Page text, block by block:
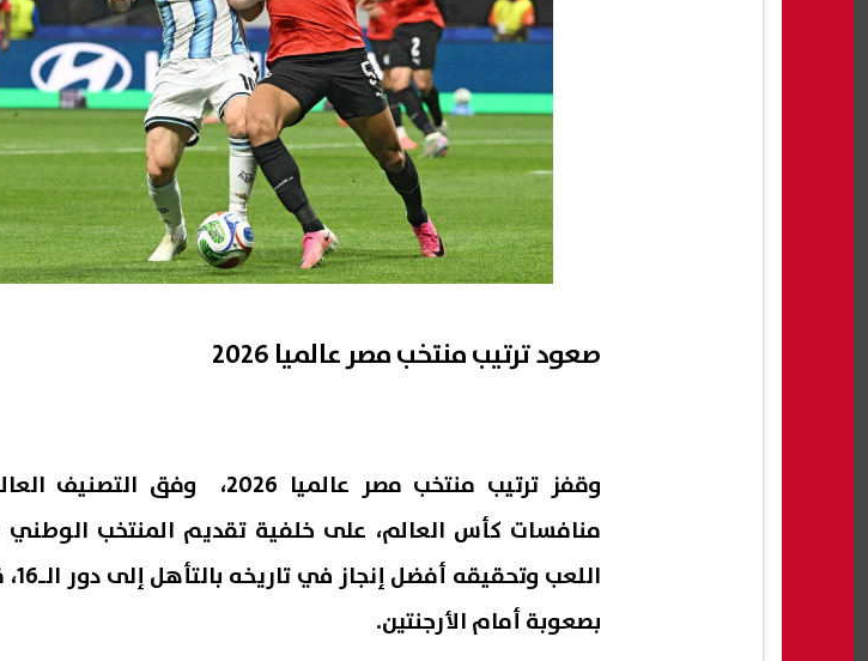
صعود ترتيب منتخب مصر عالميا 2026
وقفز ترتيب منتخب مصر عالميا 2026،
منافسات كأس العالم، على خلفية تقديم المنتخب
بصعوبة أمام الأرجنتين.